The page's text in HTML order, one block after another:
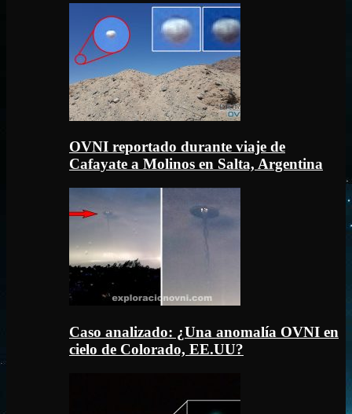
OVNI reportado durante viaje de
Cafayate a Molinos en Salta, Argentina
Caso analizado: ¿Una anomalía OVNI en
cielo de Colorado, EE.UU?